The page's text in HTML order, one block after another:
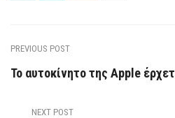
PREVIOUS POST
Το αυτοκίνητο της Apple
NEXT POST